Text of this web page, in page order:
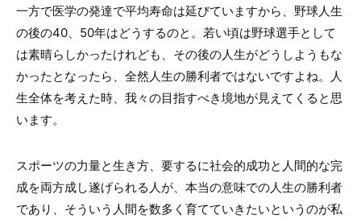
一方で医学の発達で平均寿命は延びていますから、野球人生
の後の40、50年はどうするのと。若い頃は野球選手として
は素晴らしかったけれども、その後の人生がどうしようもな
かったとなったら、全然人生の勝利者ではないですよね。人
生全体を考えた時、我々の目指すべき境地が見えてくると思
います。
スポーツの力量と生き方、要するに社会的成功と人間的な完
成を両方成し遂げられる人が、本当の意味での人生の勝利者
であり、そういう人間を数多く育てていきたいというのが私